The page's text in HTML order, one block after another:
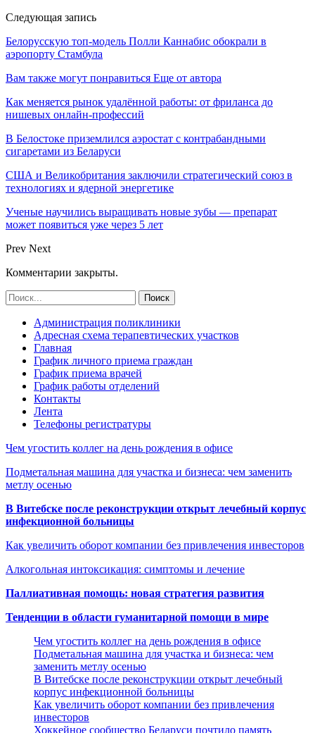
Следующая запись
Белорусскую топ-модель Полли Каннабис обокрали в
аэропорту Стамбула
Вам также могут понравиться Еще от автора
Как меняется рынок удалённой работы: от фриланса до
нишевых онлайн-профессий
В Белостоке приземлился аэростат с контрабандными
сигаретами из Беларуси
США и Великобритания заключили стратегический союз в
технологиях и ядерной энергетике
Ученые научились выращивать новые зубы — препарат
может появиться уже через 5 лет
Prev Next
Комментарии закрыты.
Администрация поликлиники
Адресная схема терапевтических участков
Главная
График личного приема граждан
График приема врачей
График работы отделений
Контакты
Лента
Телефоны регистратуры
Чем угостить коллег на день рождения в офисе
Подметальная машина для участка и бизнеса: чем заменить
метлу осенью
В Витебске после реконструкции открыт лечебный корпус
инфекционной больницы
Как увеличить оборот компании без привлечения инвесторов
Алкогольная интоксикация: симптомы и лечение
Паллиативная помощь: новая стратегия развития
Тенденции в области гуманитарной помощи в мире
Чем угостить коллег на день рождения в офисе
Подметальная машина для участка и бизнеса: чем
заменить метлу осенью
В Витебске после реконструкции открыт лечебный
корпус инфекционной больницы
Как увеличить оборот компании без привлечения
инвесторов
Хоккейное сообщество Беларуси почтило память